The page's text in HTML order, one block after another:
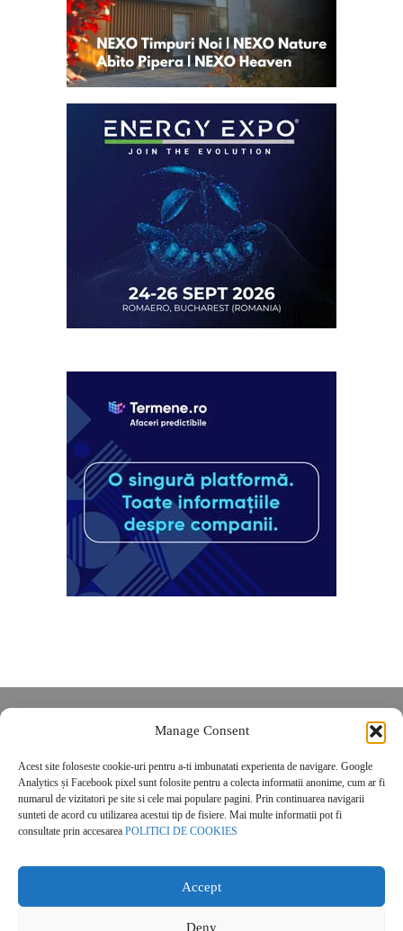
Manage Consent
Acest site foloseste cookie-uri pentru a-ti imbunatati experienta de navigare. Google
Analytics și Facebook pixel sunt folosite pentru a colecta informatii anonime, cum ar fi
numarul de vizitatori pe site si cele mai populare pagini. Prin continuarea navigarii
sunteti de acord cu utilizarea acestui tip de fisiere. Mai multe informatii pot fi
consultate prin accesarea POLITICI DE COOKIES
Accept
Deny
POLITICĂ DE CONFIDENȚIALITATE
Politica de cookies